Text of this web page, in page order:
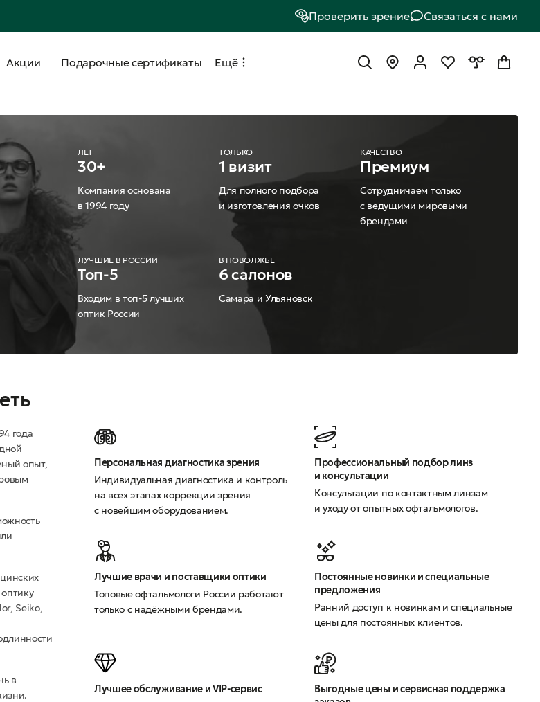
Проверить зрение Связаться с нами
Акции Подарочные сертификаты Ещё
ЛЕТ
30+
Компания основана
в 1994 году
ТОЛЬКО
1 визит
Для полного подбора
и изготовления очков
ЛУЧШИЕ В РОССИИ
Топ-5
Входим в топ-5 лучших
оптик России
В ПОВОЛЖЬЕ
6 салонов
Самара и Ульяновск
КАЧЕСТВО
Премиум
Сотрудничаем только
с ведущими мировыми
брендами
года
опыт,
Seiko,
в
Персональная диагностика зрения
Индивидуальная диагностика и контроль
на всех этапах коррекции зрения
с новейшим оборудованием.
Профессиональный подбор линз
и консультации
Консультации по контактным линзам
и уходу от опытных офтальмологов.
Лучшие врачи и поставщики оптики
Топовые офтальмологи России работают
только с надёжными брендами.
Постоянные новинки и специальные
предложения
Ранний доступ к новинкам и специальные
цены для постоянных клиентов.
Лучшее обслуживание и VIP-сервис
Выгодные цены и сервисная поддержка